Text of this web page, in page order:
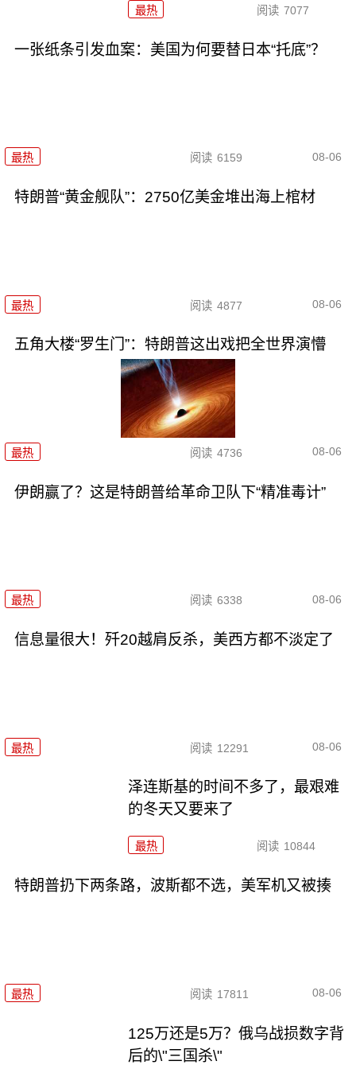
最热 阅读 7077
一张纸条引发血案：美国为何要替日本“托底”？
最热 阅读 6159 08-06
特朗普“黄金舰队”：2750亿美金堆出海上棺材
最热 阅读 4877 08-06
五角大楼“罗生门”：特朗普这出戏把全世界演懵
最热 阅读 4736 08-06
伊朗赢了？这是特朗普给革命卫队下“精准毒计”
最热 阅读 6338 08-06
信息量很大！歼20越肩反杀，美西方都不淡定了
最热 阅读 12291 08-06
泽连斯基的时间不多了，最艰难
的冬天又要来了
最热 阅读 10844
特朗普扔下两条路，波斯都不选，美军机又被揍
最热 阅读 17811 08-06
125万还是5万？俄乌战损数字背
后的\"三国杀\"